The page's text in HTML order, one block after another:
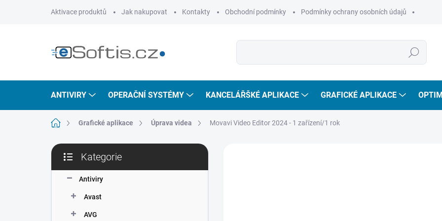
Aktivace produktů Jak nakupovat Kontakty Obchodní podmínky Podmínky ochrany osobních údajů
Hledat
ANTIVIRY OPERAČNÍ SYSTÉMY KANCELÁŘŠKÉ APLIKACE GRAFICKÉ APLIKACE
Domů Grafické aplikace Úprava videa Movavi Video Editor 2024 - 1 zařízení/1 rok
P
s
kategorie
Kategorie
Antiviry
Avast
AVG